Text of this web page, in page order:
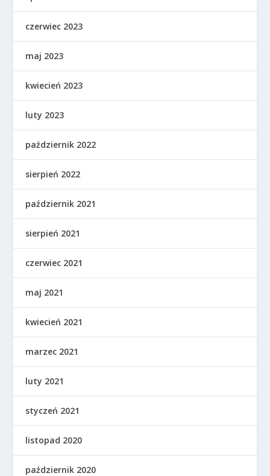
czerwiec 2023
maj 2023
kwiecień 2023
luty 2023
październik 2022
sierpień 2022
październik 2021
sierpień 2021
czerwiec 2021
maj 2021
kwiecień 2021
marzec 2021
luty 2021
styczeń 2021
listopad 2020
październik 2020